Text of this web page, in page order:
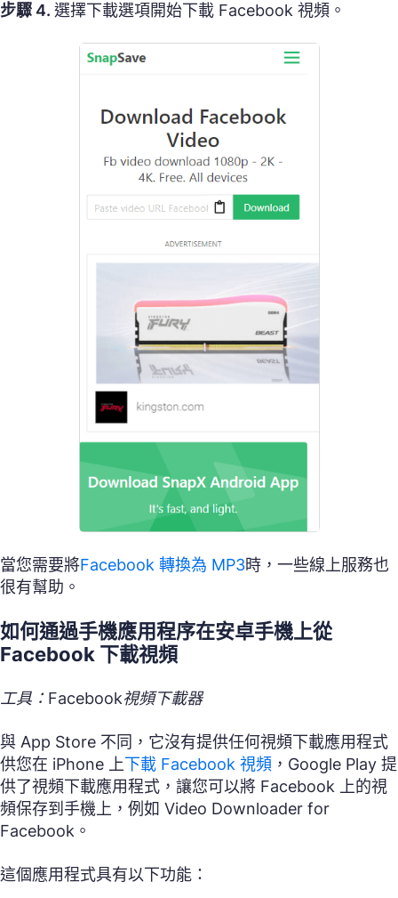
步驟 4. 選擇下載選項開始下載 Facebook 視頻。
當您需要將Facebook 轉換為 MP3時，一些線上服務也
很有幫助。
如何通過手機應用程序在安卓手機上從
Facebook 下載視頻
工具：Facebook視頻下載器
與 App Store 不同，它沒有提供任何視頻下載應用程式
供您在 iPhone 上下載 Facebook 視頻 ，Google Play 提
供了視頻下載應用程式，讓您可以將 Facebook 上的視
頻保存到手機上，例如 Video Downloader for
Facebook。
這個應用程式具有以下功能：